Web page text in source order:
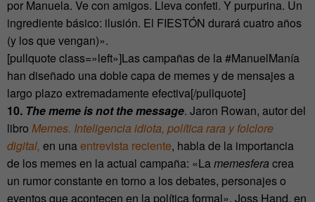
por Manuela. Ve con amigos. Lleva confeti. Y purpurina. Un
ingrediente básico: ilusión. El FIESTÓN durará cuatro años
(y los que vengan)».
[pullquote class=»left»]Las campañas de la #ManuelManía
han diseñado una doble capa de memes y de mensajes a
largo plazo extremadamente efectiva[/pullquote]
10. The meme is not the message. Jaron Rowan, autor del
libro Memes. Inteligencia idiota, política rara y folclore
digital, en unaentrevista reciente, habla de la importancia
de los memes en la actual campaña: «Lamemesfera crea
un rumor constante en torno a los debates, personajes o
eventos que acontecen en la política formal». Joss Hand, en